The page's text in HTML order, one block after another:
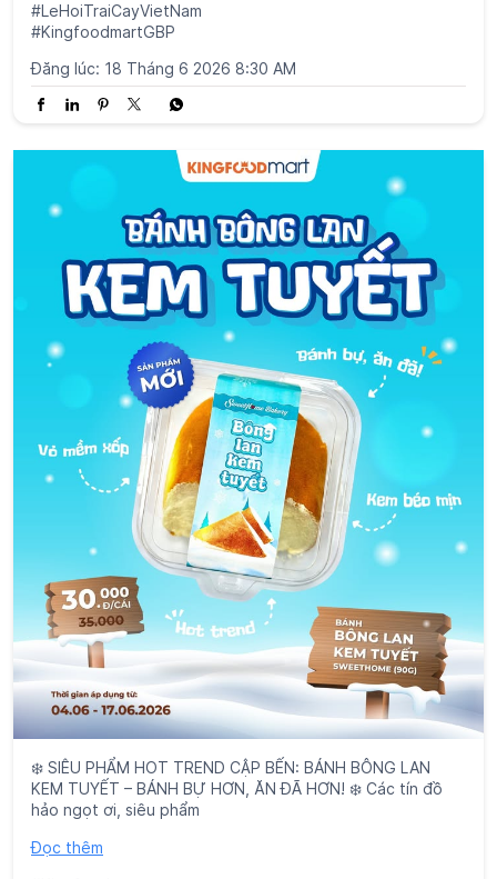
#LeHoiTraiCayVietNam
#KingfoodmartGBP
Đăng lúc: 18 Tháng 6 2026 8:30 AM
❄️ SIÊU PHẨM HOT TREND CẬP BẾN: BÁNH BÔNG LAN
KEM TUYẾT – BÁNH BỰ HƠN, ĂN ĐÃ HƠN! ❄️ Các tín đồ
hảo ngọt ơi, siêu phẩm
Đọc thêm